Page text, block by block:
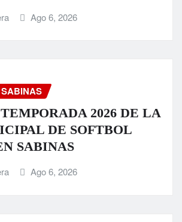
Ago 6, 2026
SABINAS
2026 DE LA
DE SOFTBOL
SABINAS
Ago 6, 2026